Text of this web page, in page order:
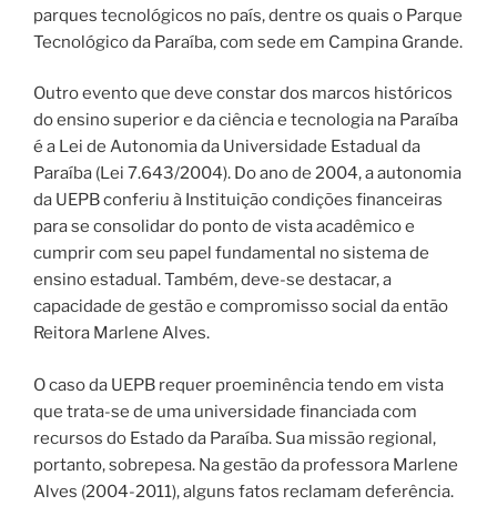
parques tecnológicos no país, dentre os quais o Parque
Tecnológico da Paraíba, com sede em Campina Grande.
Outro evento que deve constar dos marcos históricos
do ensino superior e da ciência e tecnologia na Paraíba
é a Lei de Autonomia da Universidade Estadual da
Paraíba (Lei 7.643/2004). Do ano de 2004, a autonomia
da UEPB conferiu à Instituição condições financeiras
para se consolidar do ponto de vista acadêmico e
cumprir com seu papel fundamental no sistema de
ensino estadual. Também, deve-se destacar, a
capacidade de gestão e compromisso social da então
Reitora Marlene Alves.
O caso da UEPB requer proeminência tendo em vista
que trata-se de uma universidade financiada com
recursos do Estado da Paraíba. Sua missão regional,
portanto, sobrepesa. Na gestão da professora Marlene
Alves (2004-2011), alguns fatos reclamam deferência.